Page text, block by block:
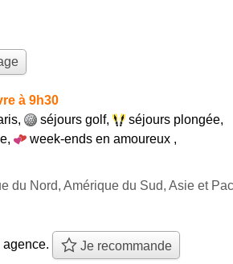
à 9h30
, séjours golf, séjours plongée,
, week-ends en amoureux ,
du Nord, Amérique du Sud, Asie et
Je recommande